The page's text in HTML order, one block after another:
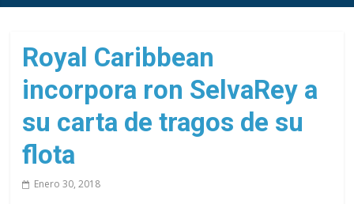
la
de
cruceros
en
un
solo
sitio
Royal Caribbean
incorpora ron SelvaRey a
su carta de tragos de su
flota
Enero 30, 2018